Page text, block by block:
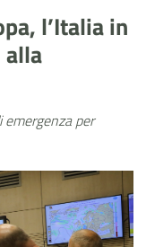
l’Italia in
alla
per